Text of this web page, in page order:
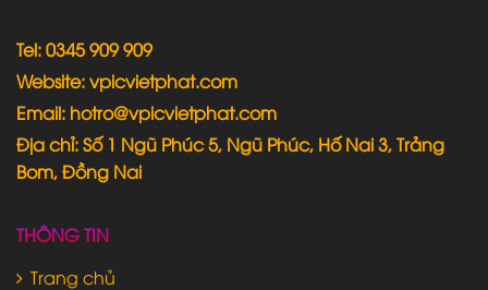
Tel: 0345 909 909
Website: vpicvietphat.com
Email: hotro@vpicvietphat.com
Địa chỉ: Số 1 Ngũ Phúc 5, Ngũ Phúc, Hố Nai 3, Trảng
Bom, Đồng Nai
THÔNG TIN
Trang chủ